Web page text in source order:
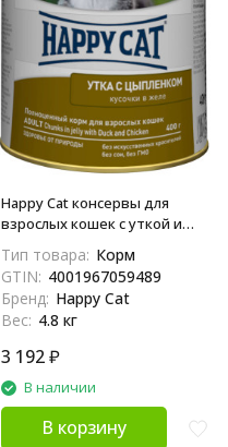
Happy Cat консервы для
взрослых кошек с уткой и
шт (Россия)
Тип товара: Корм
GTIN: 4001967059489
Бренд: Happy Cat
Вес: 4.8 кг
3 192₽
В наличии
В корзину